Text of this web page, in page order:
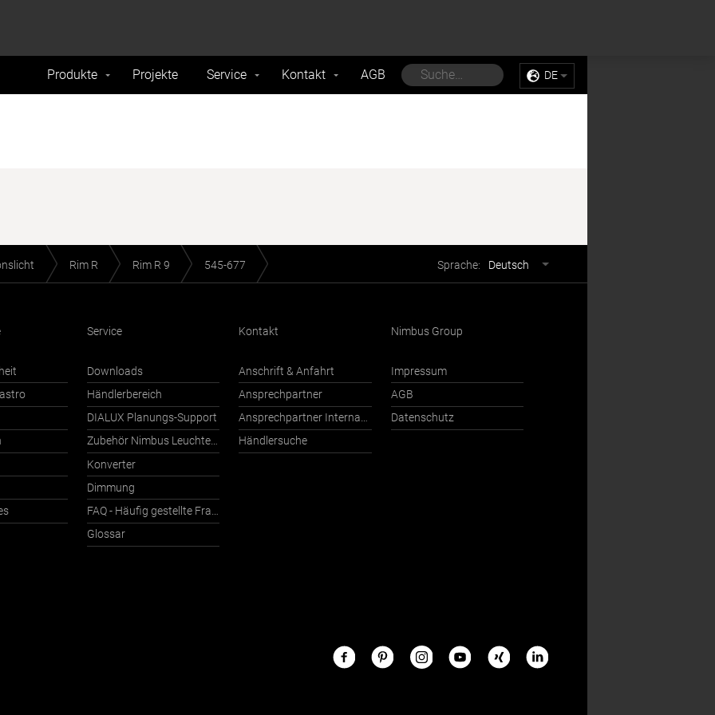
Produkte Projekte Service Kontakt AGB DE
Rim R Rim R 9 545-677 Sprache: Deutsch
Service
Downloads
Händlerbereich
DIALUX Planungs-Support
Zubehör Nimbus Leuchten mit Häfele Connect
Konverter
Dimmung
FAQ - Häufig gestellte Fragen
Glossar
Kontakt
Anschrift & Anfahrt
Ansprechpartner
Ansprechpartner International
Händlersuche
Nimbus Group
Impressum
AGB
Datenschutz
Nimbus